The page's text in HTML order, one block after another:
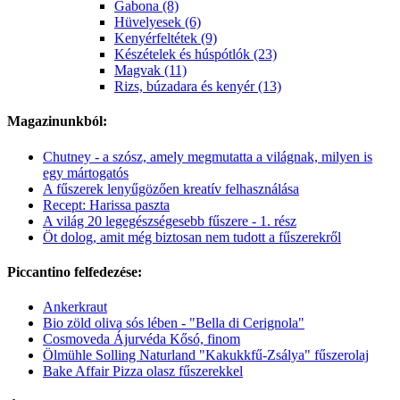
Gabona (8)
Hüvelyesek (6)
Kenyérfeltétek (9)
Készételek és húspótlók (23)
Magvak (11)
Rizs, búzadara és kenyér (13)
Magazinunkból:
Chutney - a szósz, amely megmutatta a világnak, milyen is
egy mártogatós
A fűszerek lenyűgözően kreatív felhasználása
Recept: Harissa paszta
A világ 20 legegészségesebb fűszere - 1. rész
Öt dolog, amit még biztosan nem tudott a fűszerekről
Piccantino felfedezése:
Ankerkraut
Bio zöld oliva sós lében - "Bella di Cerignola"
Cosmoveda Ájurvéda Kősó, finom
Ölmühle Solling Naturland "Kakukkfű-Zsálya" fűszerolaj
Bake Affair Pizza olasz fűszerekkel